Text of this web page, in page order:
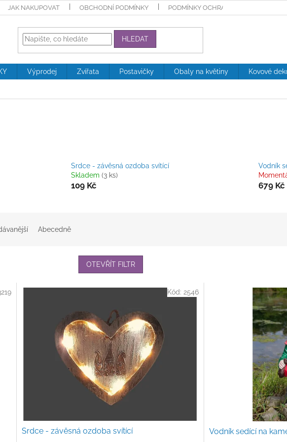
JAK NAKUPOVAT OBCHODNÍ PODMÍNKY PODMÍNKY OCHRANY OSOBNÍCH
HLEDAT
Výprodej Zvířata Postavičky Obaly na květiny Kovové
Srdce - závěsná ozdoba svítící
Skladem(3 ks)
109 Kč
Vodník
679 Kč
Abecedně
OTEVŘÍT FILTR
Srdce - závěsná ozdoba svítící
Kód: 2546
Vodník sedící na